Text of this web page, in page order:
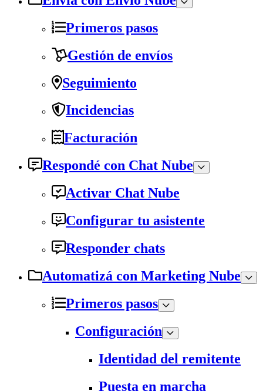
Primeros pasos
Gestión de envíos
Seguimiento
Incidencias
Facturación
Respondé con Chat Nube
Activar Chat Nube
Configurar tu asistente
Responder chats
Automatizá con Marketing Nube
Primeros pasos
Configuración
Identidad del remitente
Puesta en marcha